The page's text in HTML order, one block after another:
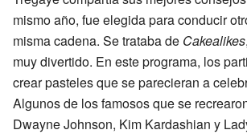
mismo año, fue elegida para conducir
misma cadena. Se trataba de Cakealikes
muy divertido. En este programa, los
crear pasteles que se parecieran a
Algunos de los famosos que se
Dwayne Johnson, Kim Kardashian y